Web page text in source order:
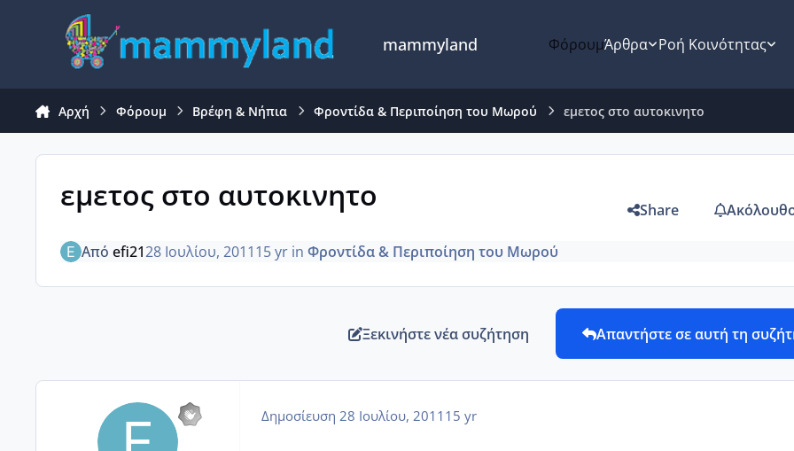
Μετάβαση σε περιεχόμενο
mammyland ΦόρουμΆρθρα Ροή Κοινότητας
Αρχή Φόρουμ Βρέφη & Νήπια Φροντίδα & Περιποίηση του Μωρού εμετος στο αυτοκινητο
εμετος στο αυτοκινητο Share
Απόefi2128 Ιουλίου, 201115 yr inΦροντίδα & Περιποίηση του Μωρού
Ξεκινήστε νέα συζήτηση Απαντήστε σε αυτή τη
Δημοσίευση 28 Ιουλίου, 2011 15 yr